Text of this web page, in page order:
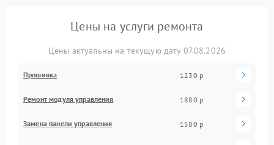
Цены на услуги ремонта
Цены актуальны на текущую дату 07.08.2026
Прошивка 1230 р
Ремонт модуля управления 1880 р
Замена панели управления 1580 р